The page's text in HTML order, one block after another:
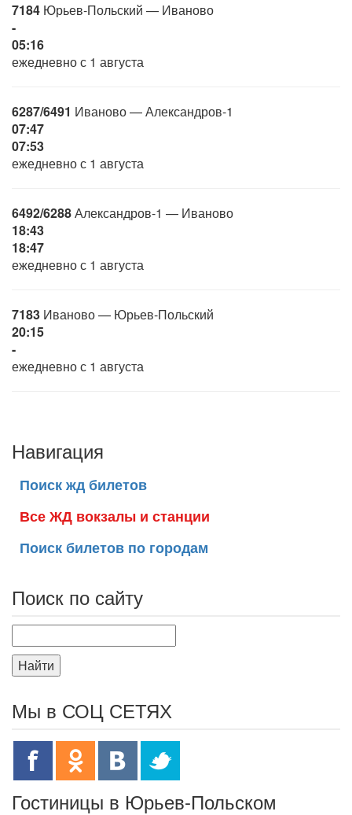
7184 Юрьев-Польский — Иваново
-
05:16
ежедневно с 1 августа
6287/6491 Иваново — Александров-1
07:47
07:53
ежедневно с 1 августа
6492/6288Александров-1 — Иваново
18:43
18:47
ежедневно с 1 августа
7183 Иваново — Юрьев-Польский
20:15
-
ежедневно с 1 августа
Навигация
Поиск жд билетов
Все ЖД вокзалы и станции
Поиск билетов по городам
Поиск по сайту
Найти
Мы в СОЦ СЕТЯХ
Гостиницы в Юрьев-Польском